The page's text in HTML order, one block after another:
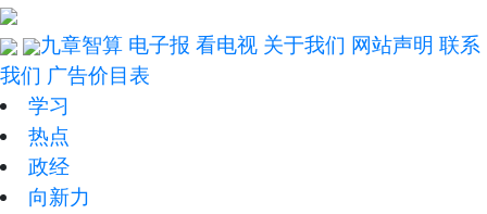
九章智算 电子报 看电视 关于我们 网站声明 联系
我们 广告价目表
学习
热点
政经
向新力